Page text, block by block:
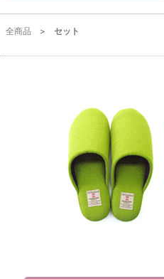
全商品 セット